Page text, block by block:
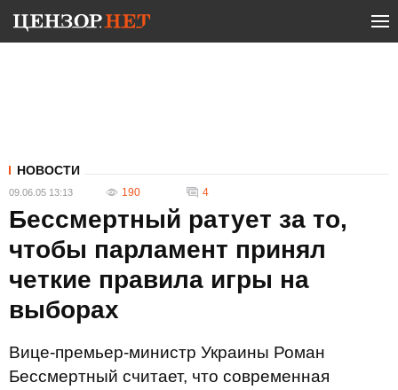
НОВОСТИ
09.06.05 13:13 190 4
Бессмертный ратует за то,
чтобы парламент принял
четкие правила игры на
выборах
Вице-премьер-министр Украины Роман
Бессмертный считает, что современная